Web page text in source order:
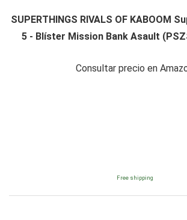
SUPERTHINGS RIVALS OF KABOOM
5 - Blíster Mission Bank Asault
Consultar precio en
Free shipping